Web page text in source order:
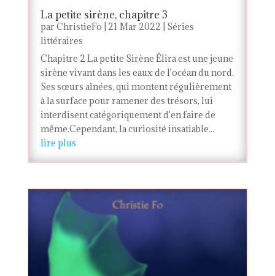
La petite sirène, chapitre 3
par ChristieFo 21 Mar 2022
Séries
littéraires
Chapitre 2 La petite Sirène Élira est une jeune
sirène vivant dans les eaux de l'océan du nord.
Ses sœurs aînées, qui montent régulièrement
à la surface pour ramener des trésors, lui
interdisent catégoriquement d'en faire de
même.Cependant, la curiosité insatiable...
lire plus